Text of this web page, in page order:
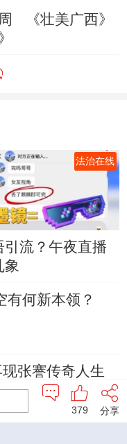
《壮美广西》
法治在线
引流？午夜直播
象
有何新本领？
张謇传奇人生
分享
379